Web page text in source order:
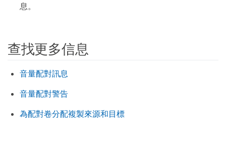
息。
查找更多信息
音量配對訊息
音量配對警告
為配對卷分配複製來源和目標